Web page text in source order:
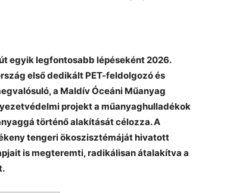
egyik legfontosabb lépéseként 2026.
első dedikált PET-feldolgozó és
a Maldív Óceáni Műanyag
projekt a műanyaghulladékok
történő alakítását célozza. A
tengeri ökoszisztémáját hivatott
is megteremti, radikálisan átalakítva a